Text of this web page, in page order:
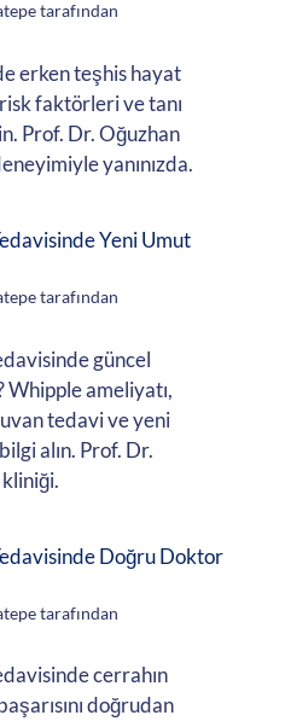
tarafından
erken teşhis hayat
faktörleri ve tanı
Prof. Dr. Oğuzhan
yanınızda.
Yeni Umut
tarafından
güncel
ameliyatı,
tedavi ve yeni
alın. Prof. Dr.
Doğru Doktor
tarafından
cerrahın
doğrudan